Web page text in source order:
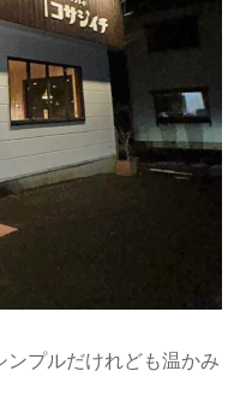
ンプルだけれども温かみ